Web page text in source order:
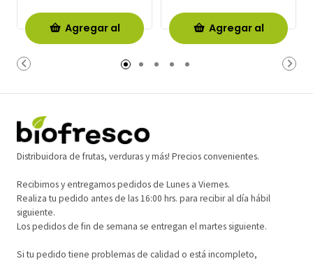
Agregar al Agregar al
Distribuidora de frutas, verduras y más! Precios convenientes.
Recibimos y entregamos pedidos de Lunes a Viernes.
Realiza tu pedido antes de las 16:00 hrs. para recibir al día hábil
siguiente.
Los pedidos de fin de semana se entregan el martes siguiente.
Si tu pedido tiene problemas de calidad o está incompleto,